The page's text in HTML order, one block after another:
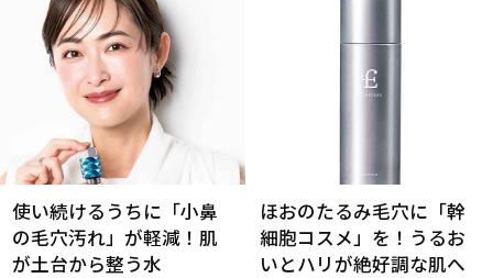
使い続けるうちに「小鼻
の毛穴汚れ」が軽減！肌
が土台から整う水
ほおのたるみ毛穴に「幹
細胞コスメ」を！うるお
いとハリが絶好調な肌へ